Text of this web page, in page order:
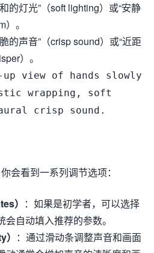
的灯光”（soft lighting）或“安静
。
的声音”（crisp sound）或“近距
）。
up view of hands slowly
wrapping, soft
crisp sound.
会看到一系列调节选项：
） ：如果是初学者，可以选择
自动填入推荐的参数。
：通过滑动条调整声音和画面